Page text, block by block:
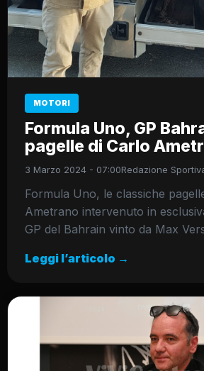
MOTORI
Formula Uno, GP
pagelle di Carlo
3 Marzo 2024 - 07:00Redazione
Formula Uno, le classiche
Ametrano intervenuto in
GP del Bahrain vinto da Max
Leggi l’articolo →